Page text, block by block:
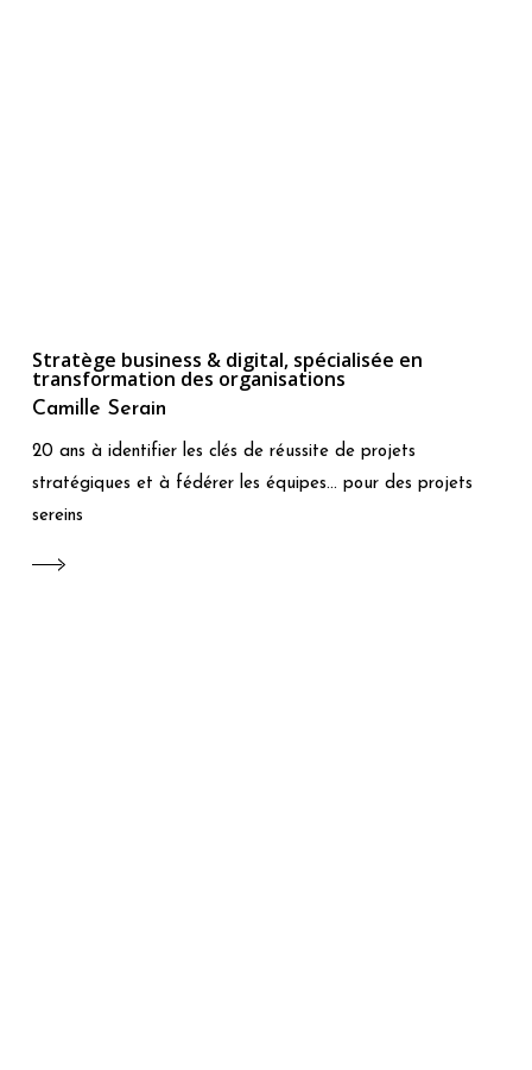
Stratège business & digital, spécialisée en
transformation des organisations
Camille Serain
20 ans à identifier les clés de réussite de projets
stratégiques et à fédérer les équipes... pour des projets
sereins